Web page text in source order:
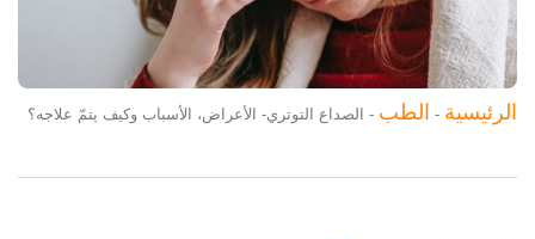
الرئيسية - الطب - الصداع التوتري- الأعراض، الأسباب وكيف يتمّ علاجه؟